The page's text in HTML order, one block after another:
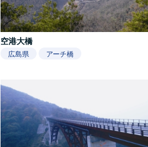
空港大橋
広島県 アーチ橋